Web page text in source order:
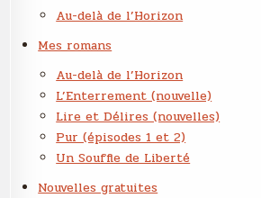
Au-delà de l’Horizon
Mes romans
Au-delà de l’Horizon
L’Enterrement (nouvelle)
Lire et Délires (nouvelles)
Pur (épisodes 1 et 2)
Un Souffle de Liberté
Nouvelles gratuites